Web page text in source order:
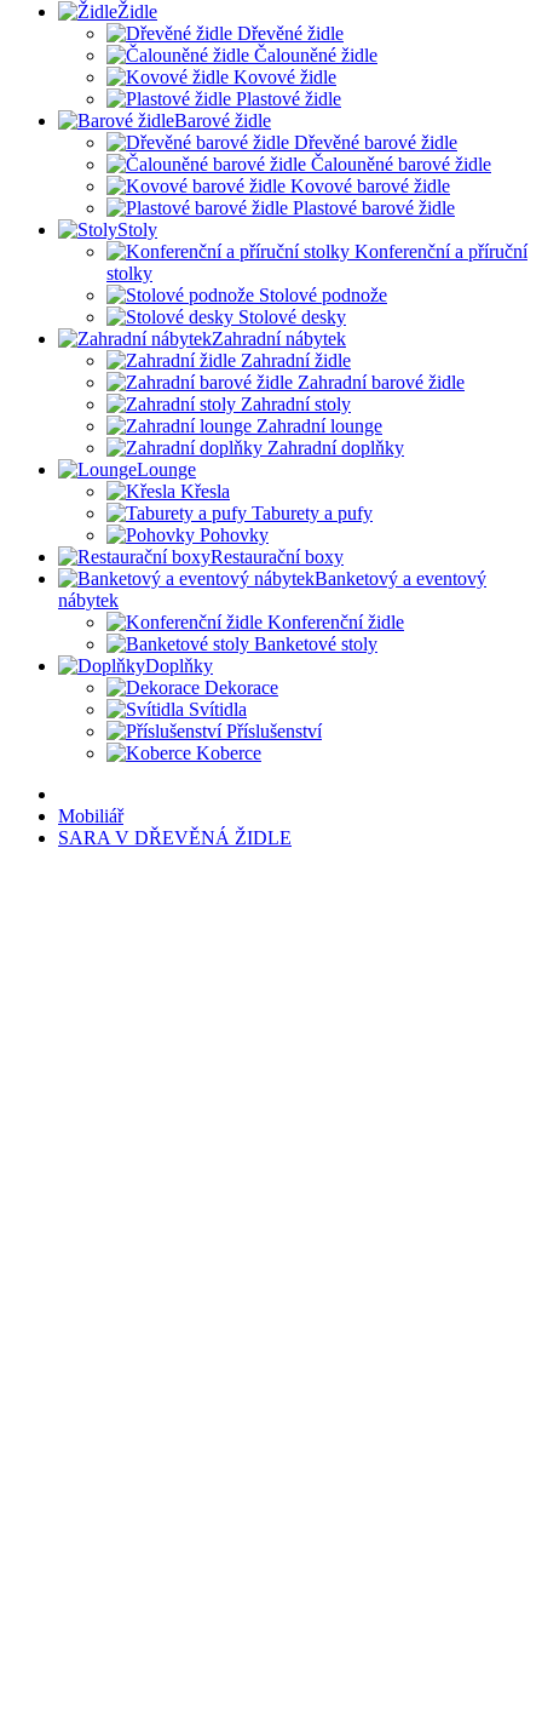
Židle
Dřevěné židle
Čalouněné židle
Kovové židle
Plastové židle
Barové židle
Dřevěné barové židle
Čalouněné barové židle
Kovové barové židle
Plastové barové židle
Stoly
Konferenční a příruční
stolky
Stolové podnože
Stolové desky
Zahradní nábytek
Zahradní židle
Zahradní barové židle
Zahradní stoly
Zahradní lounge
Zahradní doplňky
Lounge
Křesla
Taburety a pufy
Pohovky
Restaurační boxy
Banketový a eventový
nábytek
Konferenční židle
Banketové stoly
Doplňky
Dekorace
Svítidla
Příslušenství
Koberce
Mobiliář
SARA V DŘEVĚNÁ ŽIDLE